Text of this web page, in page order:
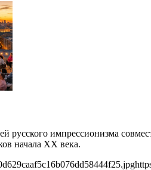
русского импрессионизма
начала XX века.